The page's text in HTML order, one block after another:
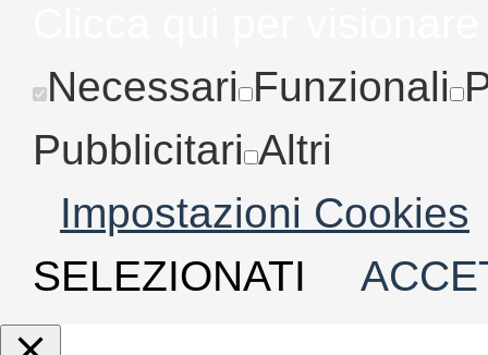
Necessari Funzionali
Pubblicitari Altri
Impostazioni Cookies
SELEZIONATI